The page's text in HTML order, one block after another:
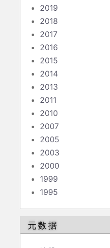
2019
2018
2017
2016
2015
2014
2013
2011
2010
2007
2005
2003
2000
1999
1995
元数据